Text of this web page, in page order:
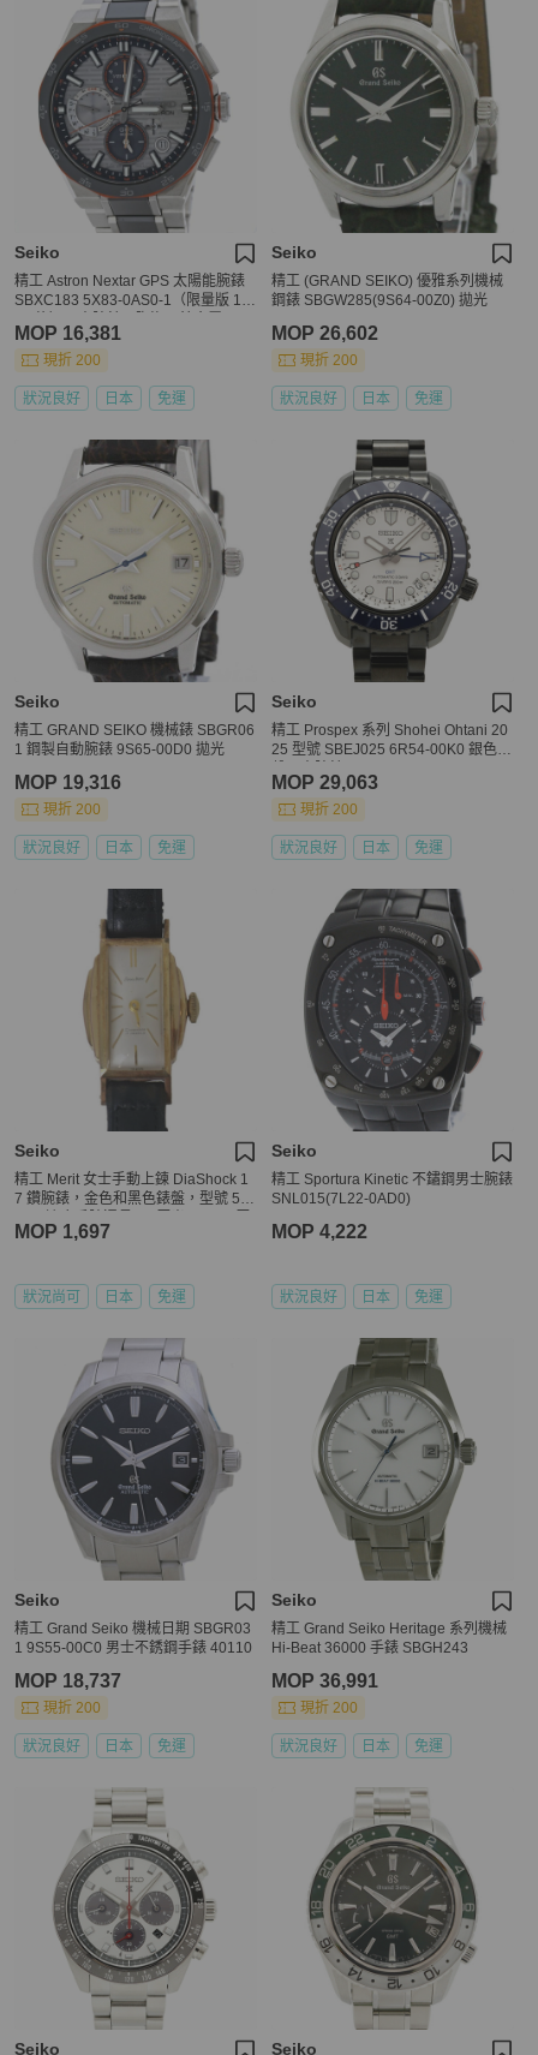
Seiko
精工 Astron Nextar GPS 太陽能腕錶
SBXC183 5X83-0AS0-1（限量版 12
534
MOP 16,381
現折 200
狀況良好 日本 免運
Seiko
精工 (GRAND SEIKO) 優雅系列機械
鋼錶 SBGW285(9S64-00Z0) 拋光
MOP 26,602
現折 200
狀況良好 日本 免運
Seiko
精工 GRAND SEIKO 機械錶 SBGR06
1 鋼製自動腕錶 9S65-00D0 拋光
MOP 19,316
現折 200
狀況良好 日本 免運
Seiko
精工 Prospex 系列 Shohei Ohtani 20
25 型號 SBEJ025 6R54-00K0 銀色錶
MOP 29,063
現折 200
狀況良好 日本 免運
Seiko
精工 Merit 女士手動上鍊 DiaShock 1
7 鑽腕錶，金色和黑色錶盤，型號 52
米。
MOP 1,697
狀況尚可 日本 免運
Seiko
精工 Sportura Kinetic 不鏽鋼男士腕錶
SNL015(7L22-0AD0)
MOP 4,222
狀況良好 日本 免運
Seiko
精工 Grand Seiko 機械日期 SBGR03
1 9S55-00C0 男士不銹鋼手錶 40110
MOP 18,737
現折 200
狀況良好 日本 免運
Seiko
精工 Grand Seiko Heritage 系列機械
Hi-Beat 36000 手錶 SBGH243
MOP 36,991
現折 200
狀況良好 日本 免運
Seiko Seiko